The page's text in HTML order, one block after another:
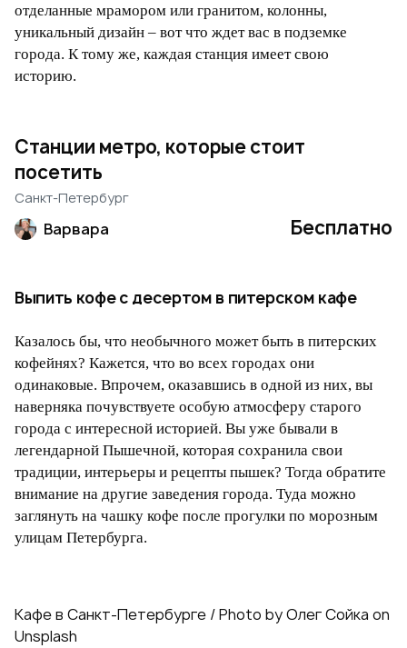
отделанные мрамором или гранитом, колонны,
уникальный дизайн – вот что ждет вас в подземке
города. К тому же, каждая станция имеет свою
историю.
Станции метро, которые стоит
посетить
Санкт-Петербург
Варвара Бесплатно
Выпить кофе с десертом в питерском кафе
Казалось бы, что необычного может быть в питерских
кофейнях? Кажется, что во всех городах они
одинаковые. Впрочем, оказавшись в одной из них, вы
наверняка почувствуете особую атмосферу старого
города с интересной историей. Вы уже бывали в
легендарной Пышечной, которая сохранила свои
традиции, интерьеры и рецепты пышек? Тогда обратите
внимание на другие заведения города. Туда можно
заглянуть на чашку кофе после прогулки по морозным
улицам Петербурга.
Кафе в Санкт-Петербурге / Photo by Олег Сойка on
Unsplash